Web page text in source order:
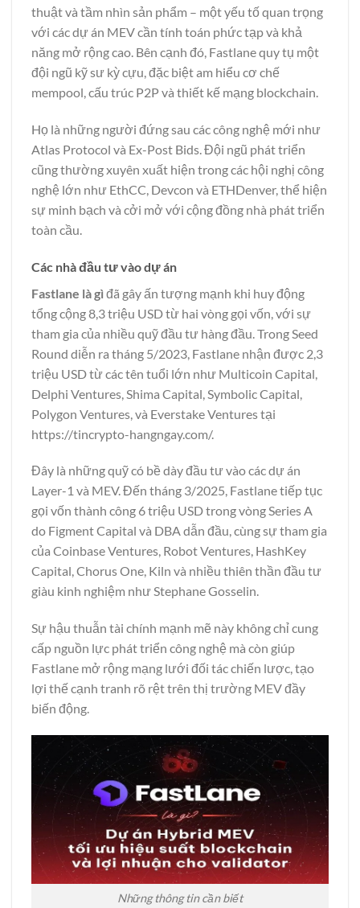
thuật và tầm nhìn sản phẩm – một yếu tố quan trọng
với các dự án MEV cần tính toán phức tạp và khả
năng mở rộng cao. Bên cạnh đó, Fastlane quy tụ một
đội ngũ kỹ sư kỳ cựu, đặc biệt am hiểu cơ chế
mempool, cấu trúc P2P và thiết kế mạng blockchain.
Họ là những người đứng sau các công nghệ mới như
Atlas Protocol và Ex-Post Bids. Đội ngũ phát triển
cũng thường xuyên xuất hiện trong các hội nghị công
nghệ lớn như EthCC, Devcon và ETHDenver, thể hiện
sự minh bạch và cởi mở với cộng đồng nhà phát triển
toàn cầu.
Các nhà đầu tư vào dự án
Fastlane là gì đã gây ấn tượng mạnh khi huy động
tổng cộng 8,3 triệu USD từ hai vòng gọi vốn, với sự
tham gia của nhiều quỹ đầu tư hàng đầu. Trong Seed
Round diễn ra tháng 5/2023, Fastlane nhận được 2,3
triệu USD từ các tên tuổi lớn như Multicoin Capital,
Delphi Ventures, Shima Capital, Symbolic Capital,
Polygon Ventures, và Everstake Ventures tại
https://tincrypto-hangngay.com/.
Đây là những quỹ có bề dày đầu tư vào các dự án
Layer-1 và MEV. Đến tháng 3/2025, Fastlane tiếp tục
gọi vốn thành công 6 triệu USD trong vòng Series A
do Figment Capital và DBA dẫn đầu, cùng sự tham gia
của Coinbase Ventures, Robot Ventures, HashKey
Capital, Chorus One, Kiln và nhiều thiên thần đầu tư
giàu kinh nghiệm như Stephane Gosselin.
Sự hậu thuẫn tài chính mạnh mẽ này không chỉ cung
cấp nguồn lực phát triển công nghệ mà còn giúp
Fastlane mở rộng mạng lưới đối tác chiến lược, tạo
lợi thế cạnh tranh rõ rệt trên thị trường MEV đầy
biến động.
Những thông tin cần biết